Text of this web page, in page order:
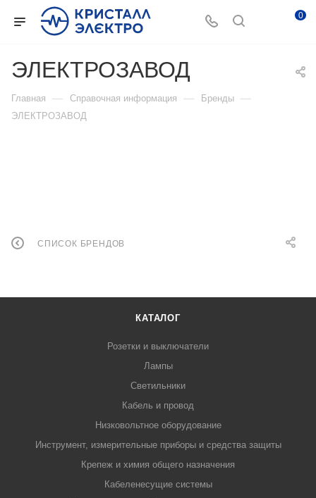
0
ЭЛЕКТРОЗАВОД
Главная — Справочная информация — Бренды —
ЭЛЕКТРОЗАВОД
СПИСОК БРЕНДОВ
КАТАЛОГ
Розетки и выключатели
Лампы
Светильники
Кабель и провод
Низковольтное оборудование
Инструмент, измерительные приборы и средства защиты
Крепеж и химия общего назначения
Кабеленесущие системы